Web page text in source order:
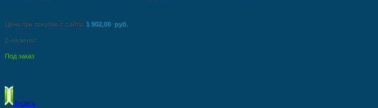
Цена при покупке с сайта: 1 902,00 руб.
В наличии:
Под заказ
Купить